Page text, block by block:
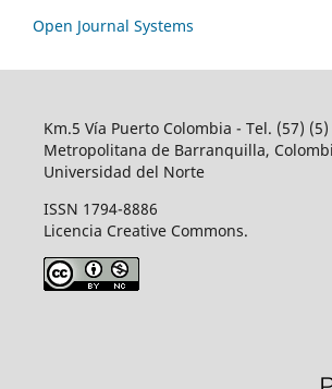
Open Journal Systems
Km.5 Vía Puerto Colombia - Tel. (57)
Metropolitana de Barranquilla,
Universidad del Norte
ISSN 1794-8886
Licencia Creative Commons.